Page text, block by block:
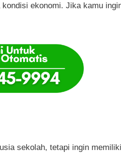
ekonomi. Jika kamu
sekolah, tetapi ingin